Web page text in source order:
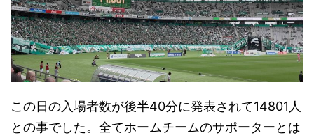
この日の入場者数が後半40分に発表されて14801人
との事でした。全てホームチームのサポーターとは